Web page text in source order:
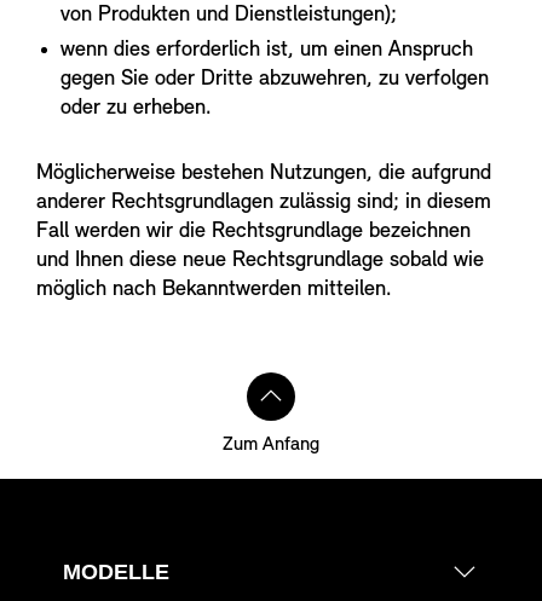
von Produkten und Dienstleistungen);
wenn dies erforderlich ist, um einen Anspruch
gegen Sie oder Dritte abzuwehren, zu verfolgen
oder zu erheben.
Möglicherweise bestehen Nutzungen, die aufgrund
anderer Rechtsgrundlagen zulässig sind; in diesem
Fall werden wir die Rechtsgrundlage bezeichnen
und Ihnen diese neue Rechtsgrundlage sobald wie
möglich nach Bekanntwerden mitteilen.
Zum Anfang
MODELLE